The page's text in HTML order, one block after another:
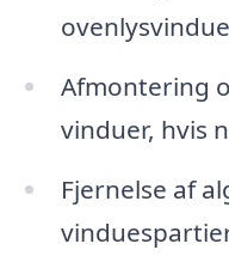
Afmontering
vinduer, hvis
Fjernelse af